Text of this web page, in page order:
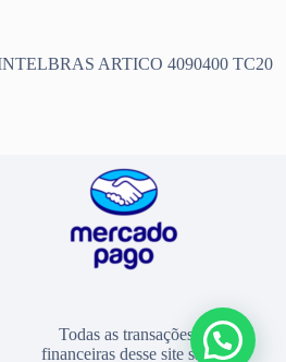
ARTICO 4090400 TC20
Todas as transações
financeiras desse site são